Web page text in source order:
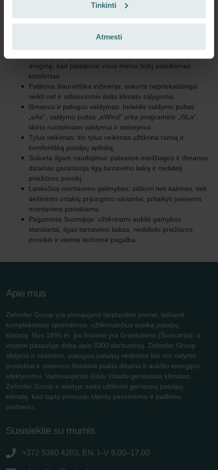
Tinkinti
Atmesti
butams ir viešosioms erdvėms.
būtų sumažintos energijos sąnaudos ir maksimaliai
pagerinta patalpų oro kokybė.
drėgmę, kad patalpose visus metus būtų palaikomas
komfortas.
Patikima šiaurietiška inžinerija: sukurta nepriekaištingai
veikti net ir atšiauriomis šalto klimato sąlygomis.
Išmanus ir patogus valdymas: belaidis valdymo pultas
„eAir", valdymo pultas „eWind" arba programėlė „iSLa",
skirta nuotoliniam valdymui ir stebėjimui.
Tylus veikimas: itin tylus veikimas užtikrina ramią ir
komfortišką patalpų aplinką.
Sukurta ilgam naudojimui: patvarios medžiagos ir išmanus
dizainas garantuoja ilgą tarnavimo laiką ir nedidelį
priežiūros poreikį.
Lanksčios montavimo galimybės: siūlomi tiek kairinės, tiek
dešininės ortakių prijungimo variantai, pritaikyti įvairiems
montavimo poreikiams.
Pagaminta Suomijoje: užtikrinami aukšti gamybos
standartai, ilgas tarnavimo laikas, nedidelis priežiūros
poreikis ir vietinė techninė pagalba.
Apie mus
Zehnder Group yra pirmaujanti tarptautinė įmonė, teikianti
kompleksinius sprendimus, užtikrinančius sveiką patalpų
klimatą. Nuo 1895 m. jos būstinė yra Gränichene (Šveicarija), o
visame pasaulyje dirba apie 3300 darbuotojų. Zehnder Group
šildymo ir vėsinimo, patogios patalpų vėdinimo bei oro valymo
produktai ir sistemos išsiskiria puikiu dizainu ir aukštu energijos
efektyvumu. Vadovaujantis šūkiu Visada geriausias klimatas,
Zehnder Group ir ateityje sieks užtikrinti geriausią patalpų
klimatą, kad taptų pirmuoju klientų pasirinkimu ir patikimu
partneriu.
Susisiekite su mumis
+372 5380 4203, EN, I–V 9.00–17.00